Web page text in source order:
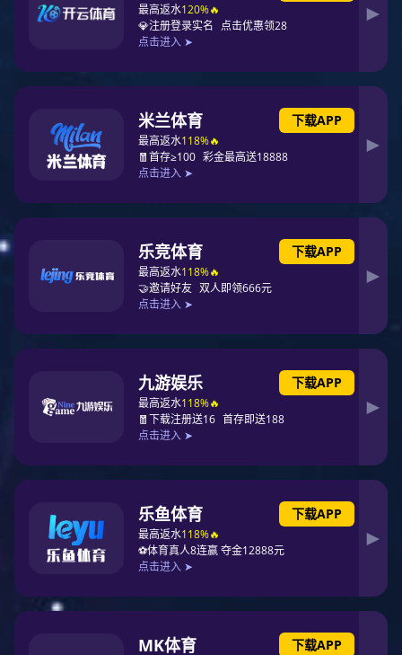
资讯动态
联系东升国际
官方商城
美目宝
描述：一物多用，护眼促眠，呵护视力，美容你的眼圈，让你容光焕
立即购买
产品简介 产品参数 服务支持